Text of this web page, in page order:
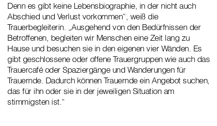
Denn es gibt keine Lebensbiographie, in der nicht auch
Abschied und Verlust vorkommen“, weiß die
Trauerbegleiterin. „Ausgehend von den Bedürfnissen der
Betroffenen, begleiten wir Menschen eine Zeit lang zu
Hause und besuchen sie in den eigenen vier Wänden. Es
gibt geschlossene oder offene Trauergruppen wie auch das
Trauercafé oder Spaziergänge und Wanderungen für
Trauernde. Dadurch können Trauernde ein Angebot suchen,
das für ihn oder sie in der jeweiligen Situation am
stimmigsten ist.“